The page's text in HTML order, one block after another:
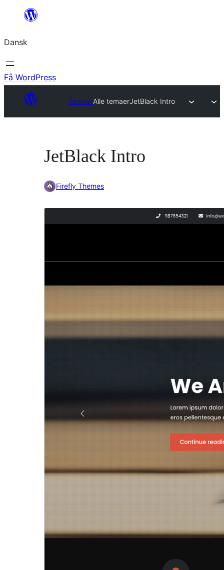
Spring
indhold
Dansk
Få WordPress
TemaerAlle temaerJetBlack Intro
JetBlack Intro
Firefly Themes